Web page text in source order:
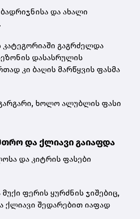
და ახალი
კატეგორიაში გაგრძელდა
დასასრულის
კი ბაღის მარწყვის ფასმა
ხოლო ალუბლის ფასი
და ქლიავი გაიაფდა
და კიტრის ფასები
ფერის ყურძნის ჯიშებიც,
ქლიავი შედარებით იაფად